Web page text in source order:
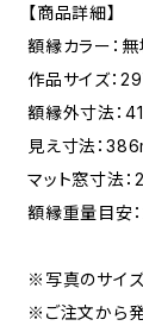
【商品詳細】
額縁カラー：無
作品サイズ：
額縁外寸法：
見え寸法：
マット窓寸法
額縁重量目安
※写真のサイズ
※ご注文から発